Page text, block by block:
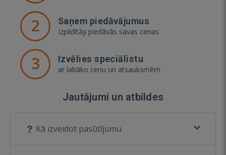
2 Saņem piedāvājumus
Izpildītāji piedāvās savas cenas
3 Izvēlies speciālistu
ar labāko cenu un atsauksmēm
Jautājumi un atbildes
Kā izveidot pasūtījumu